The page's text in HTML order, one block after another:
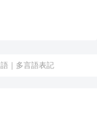
｜多言語表記